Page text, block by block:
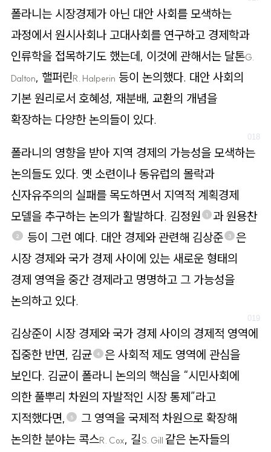
폴라니는 시장경제가 아닌 대안 사회를 모색하는
과정에서 원시사회나 고대사회를 연구하고 경제학과
인류학을 접목하기도 했는데, 이것에 관해서는 달톤G.
Dalton, 핼퍼린R. Halperin 등이 논의했다. 대안 사회의
기본 원리로서 호혜성, 재분배, 교환의 개념을
확장하는 다양한 논의들이 있다.
폴라니의 영향을 받아 지역 경제의 가능성을 모색하는
논의들도 있다. 옛 소련이나 동유럽의 몰락과
신자유주의의 실패를 목도하면서 지역적 계획경제
모델을 추구하는 논의가 활발하다. 김정원
1 과 원용찬
2 등이 그런 예다. 대안 경제와 관련해 김상준 3
은
시장 경제와 국가 경제 사이에 있는 새로운 형태의
경제 영역을 중간 경제라고 명명하고 그 가능성을
논의하고 있다.
김상준이 시장 경제와 국가 경제 사이의 경제적 영역에
집중한 반면, 김균
4
은 사회적 제도 영역에 관심을
보인다. 김균이 폴라니 논의의 핵심을 “시민사회에
의한 풀뿌리 차원의 자발적인 시장 통제”라고
지적했다면,
5
그 영역을 국제적 차원으로 확장해
논의한 분야는 콕스R. Cox, 길S. Gill 같은 논자들의